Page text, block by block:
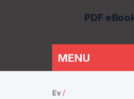
PDF
Ev /